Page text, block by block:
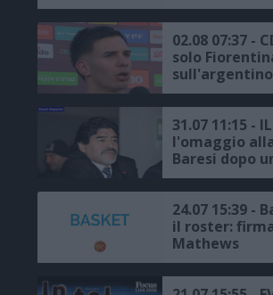
02.08 07:37 -
solo
31.07 11:15 -
l'omaggio
Baresi dopo
24.07 15:39 -
il roster:
Mathews